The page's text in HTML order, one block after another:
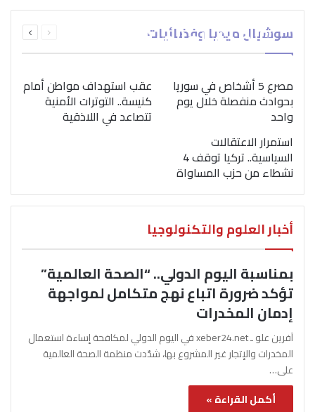
سوشيال ميديا وفضائيات الصفحةالصفحة
بمناسبة اليوم الدولي..
“الصحة العالمية” تؤكد
ضرورة اتباع نهج متكامل
لمواجهة إدمان المخدرات
مصرع 5 أشخاص في سوريا
بحوادث منفصلة خلال يوم
واحد
عقب استهداف مواطن أمام
كنيسة.. التوترات الأمنية
تتصاعد في اللاذقية
استمرار الاعتقالات
السياسية.. تركيا توقف 4
نشطاء من حزب المساواة
أخبار العلوم والتكنولوجيا
بمناسبة اليوم الدولي.. “الصحة العالمية”
تؤكد ضرورة اتباع نهج متكامل لمواجهة
إدمان المخدرات
آفرين علو ـ xeber24.net في اليوم الدولي لمكافحة إساءة استعمال
المخدرات والإتجار غير المشروع بها، شدّدت منظمة الصحة العالمية
على…
أكمل القراءة »